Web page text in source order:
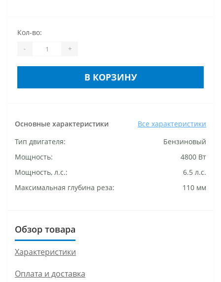
Основные характеристики
Все характеристики
Тип двигателя:
Бензиновый
Мощность:
4800 Вт
Мощность, л.с.:
6.5 л.с.
Максимальная глубина реза:
110 мм
Кол-во:
- +
В КОРЗИНУ
Обзор товара
Характеристики
Оплата и доставка